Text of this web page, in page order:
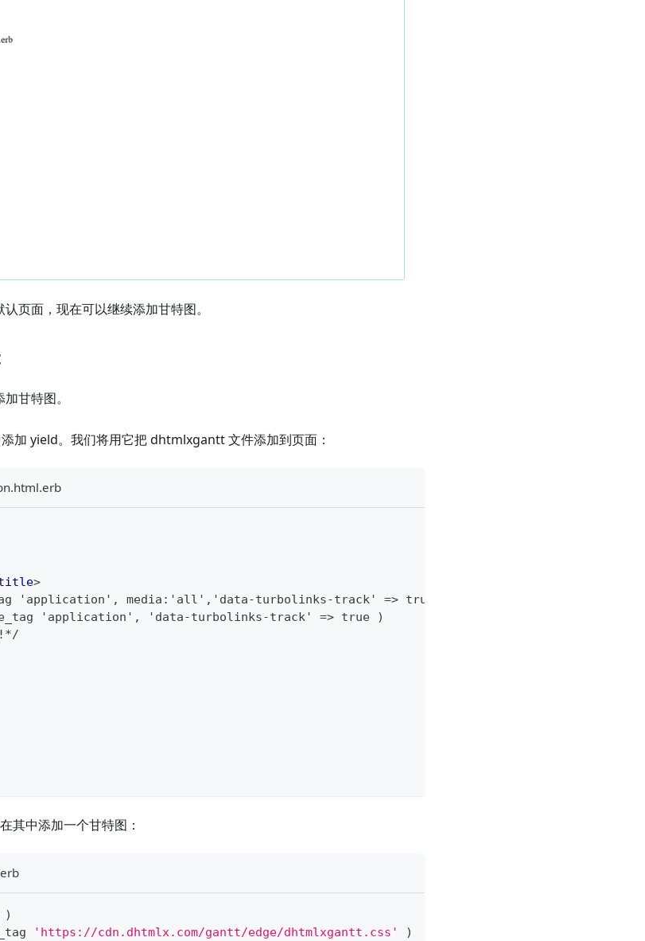
页面，现在可以继续添加甘特图。
甘特图。
加 yield。我们将用它把 dhtmlxgantt 文件添加到页面：
>
'application', media:'all','data-turbolinks-track' => true )
'application', 'data-turbolinks-track' => true )
其中添加一个甘特图：
)
'https://cdn.dhtmlx.com/gantt/edge/dhtmlxgantt.css'
)